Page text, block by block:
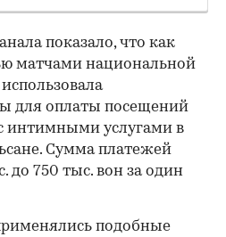
показало, что как
матчами национальной
для оплаты посещений
интимными услугами в
Сумма платежей
до 750 тыс. вон за один
подобные